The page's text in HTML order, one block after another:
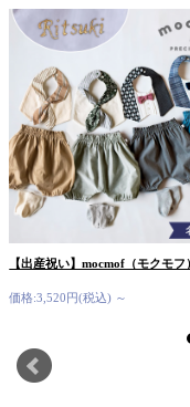
【出産祝い】mocmof（モクモフ
価格:3,520円(税込) ～